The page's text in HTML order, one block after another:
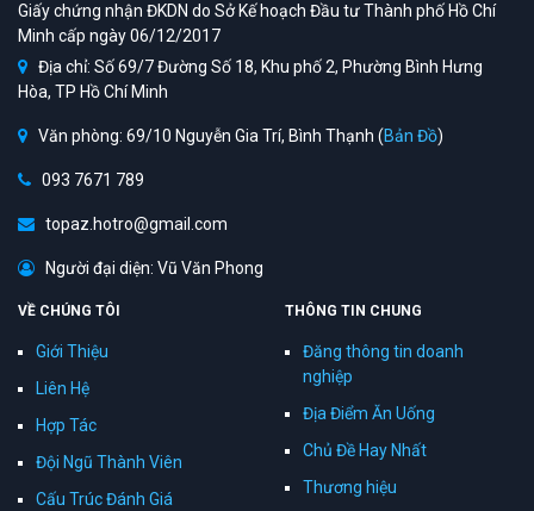
Giấy chứng nhận ĐKDN do Sở Kế hoạch Đầu tư Thành phố Hồ Chí
Minh cấp ngày 06/12/2017
Địa chỉ: Số 69/7 Đường Số 18, Khu phố 2, Phường Bình Hưng
Hòa, TP Hồ Chí Minh
Văn phòng: 69/10 Nguyễn Gia Trí, Bình Thạnh (Bản Đồ)
093 7671 789
topaz.hotro@gmail.com
Người đại diện: Vũ Văn Phong
VỀ CHÚNG TÔI
Giới Thiệu
Liên Hệ
Hợp Tác
Đội Ngũ Thành Viên
Cấu Trúc Đánh Giá
THÔNG TIN CHUNG
Đăng thông tin doanh
nghiệp
Địa Điểm Ăn Uống
Chủ Đề Hay Nhất
Thương hiệu